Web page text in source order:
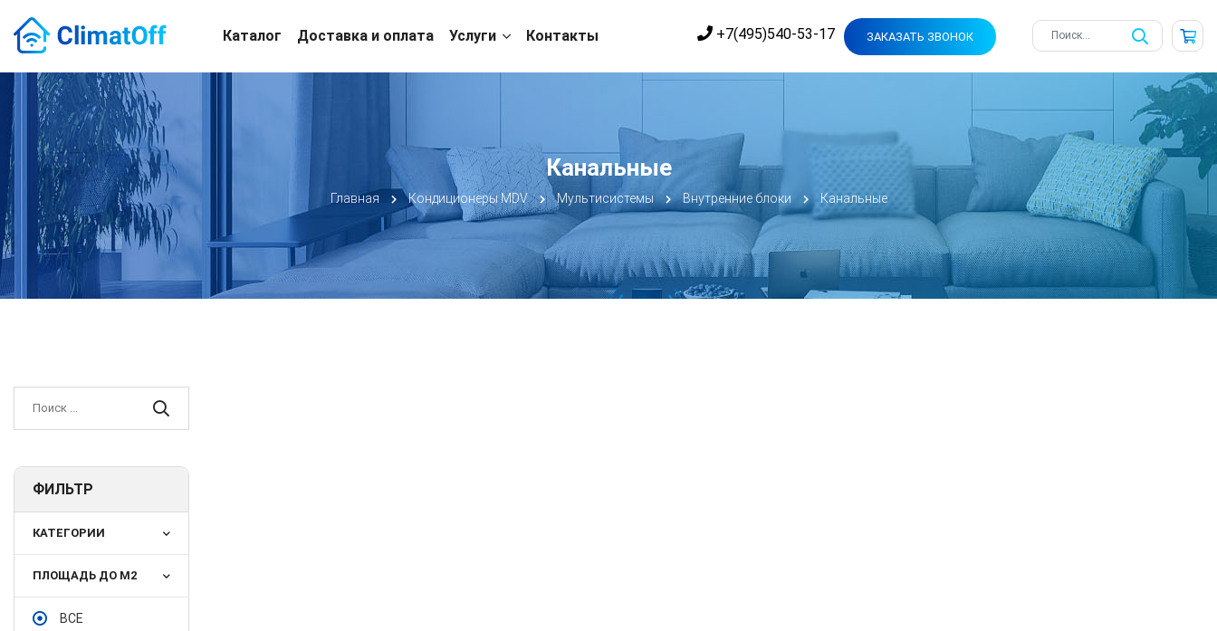
+7(495)540-53-17 ЗАКАЗАТЬ ЗВОНОК
Каталог Доставка и оплата Услуги Контакты
Канальные
Главная Кондиционеры MDV Мультисистемы Внутренние блоки Канальные
ФИЛЬТР
КАТЕГОРИИ
ПЛОЩАДЬ ДО М2
ВСЕ